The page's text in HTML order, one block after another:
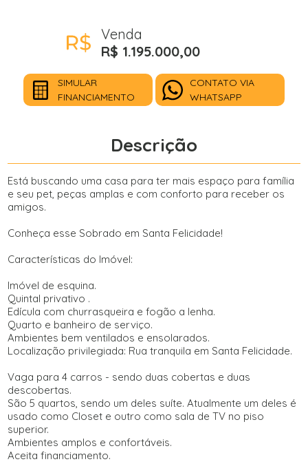
Venda
R$ 1.195.000,00
SIMULAR
FINANCIAMENTO
CONTATO VIA
WHATSAPP
Descrição
Está buscando uma casa para ter mais espaço para família
e seu pet, peças amplas e com conforto para receber os
amigos.
Conheça esse Sobrado em Santa Felicidade!
Características do Imóvel:
Imóvel de esquina.
Quintal privativo .
Edícula com churrasqueira e fogão a lenha.
Quarto e banheiro de serviço.
Ambientes bem ventilados e ensolarados.
Localização privilegiada: Rua tranquila em Santa Felicidade.
Vaga para 4 carros - sendo duas cobertas e duas
descobertas.
São 5 quartos, sendo um deles suíte. Atualmente um deles é
usado como Closet e outro como sala de TV no piso
superior.
Ambientes amplos e confortáveis.
Aceita financiamento.